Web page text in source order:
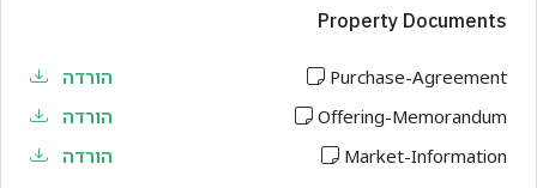
Property Documents
Purchase-Agreement
הורדה
Offering-Memorandum
הורדה
Market-Information
הורדה